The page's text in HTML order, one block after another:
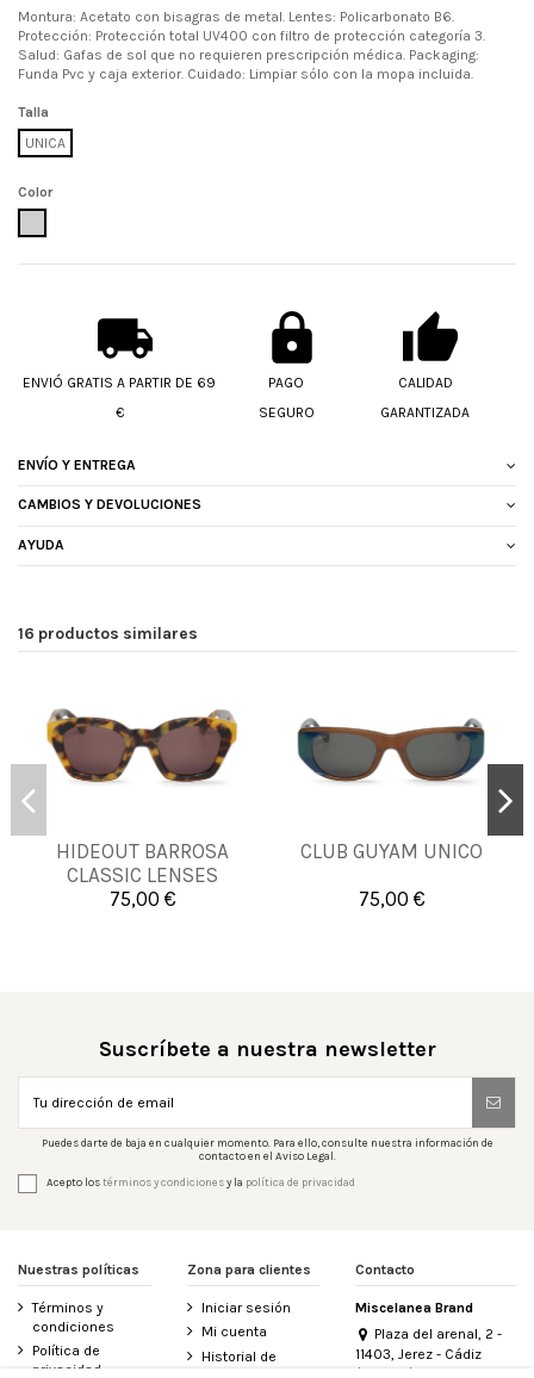
Montura: Acetato con bisagras de metal. Lentes: Policarbonato B6.
Protección: Protección total UV400 con filtro de protección categoría 3.
Salud: Gafas de sol que no requieren prescripción médica. Packaging:
Funda Pvc y caja exterior. Cuidado: Limpiar sólo con la mopa incluida.
Talla
UNICA
Color
ENVIÓ GRATIS A PARTIR DE 69
€
PAGO
SEGURO
CALIDAD
GARANTIZADA
ENVÍO Y ENTREGA
CAMBIOS Y DEVOLUCIONES
AYUDA
16 productos similares
HIDEOUT BARROSA
CLASSIC LENSES
UNICO
75,00 €
UNICA
Añadir al carrito
CLUB GUYAM UNICO
75,00 €
UNICA
Añadir al carrito
Suscríbete a nuestra newsletter
Puedes darte de baja en cualquier momento. Para ello, consulte nuestra información de
contacto en el Aviso Legal.
Acepto lostérminos y condicionesy la política de privacidad
Nuestras políticas
Términos y
condiciones
Política de
privacidad
Zona para clientes
Iniciar sesión
Mi cuenta
Historial de
Contacto
Miscelanea Brand
Plaza del arenal, 2 -
11403, Jerez - Cádiz
(España)